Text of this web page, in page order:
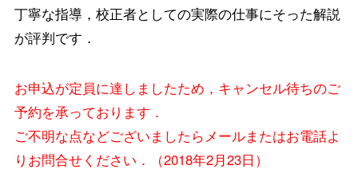
丁寧な指導，校正者としての実際の仕事にそった解説
が評判です．
お申込が定員に達しましたため，キャンセル待ちのご
予約を承っております．
ご不明な点などございましたらメールまたはお電話よ
りお問合せください．（2018年2月23日）